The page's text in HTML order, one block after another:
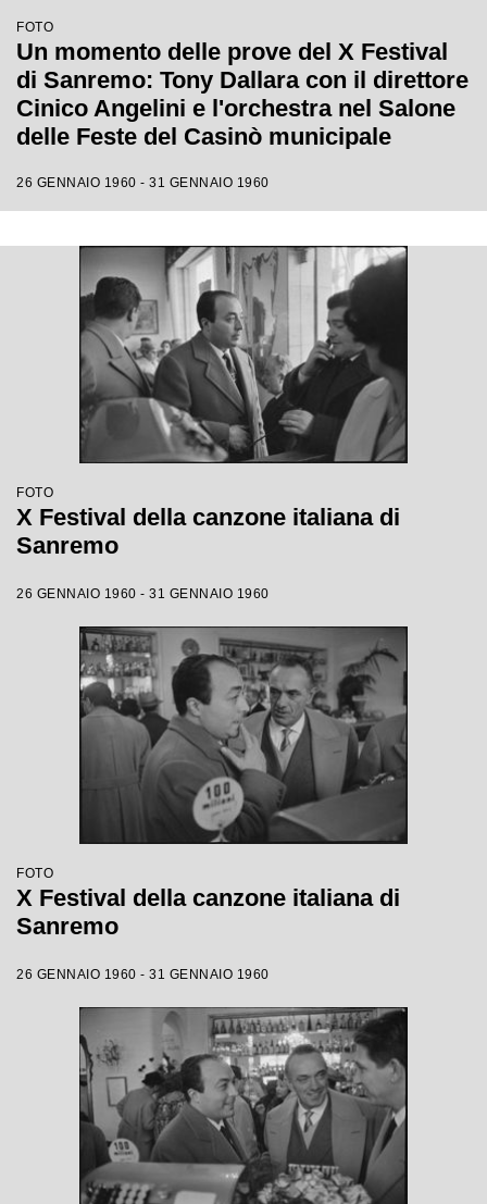
FOTO
Un momento delle prove del X Festival
di Sanremo: Tony Dallara con il direttore
Cinico Angelini e l'orchestra nel Salone
delle Feste del Casinò municipale
26 GENNAIO 1960 - 31 GENNAIO 1960
FOTO
X Festival della canzone italiana di
Sanremo
26 GENNAIO 1960 - 31 GENNAIO 1960
FOTO
X Festival della canzone italiana di
Sanremo
26 GENNAIO 1960 - 31 GENNAIO 1960